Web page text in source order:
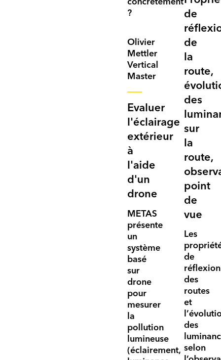
concrètement
?
Olivier
Mettler
Vertical
Master
Evaluer
l'éclairage
extérieur
à
l'aide
d'un
drone
METAS
présente
un
système
basé
sur
drone
pour
mesurer
la
pollution
lumineuse
(éclairement,
de
de
la
route,
des
sur
la
route,
point
de
vue
Les
de
réflexion
des
routes
et
l’
des
selon